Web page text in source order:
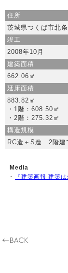
住所
茨城県つくば市北条
竣工
2008年10月
建築面積
662.06㎡
延床面積
883.82㎡
・1階：608.50㎡
・2階：275.32㎡
構造規模
RC造＋S造 2階建
Media
･
『建築画報 建築